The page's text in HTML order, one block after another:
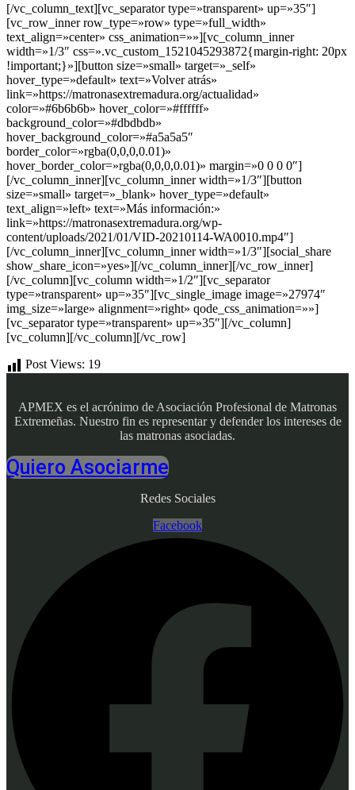
[/vc_column_text][vc_separator type=»transparent» up=»35″]
[vc_row_inner row_type=»row» type=»full_width»
text_align=»center» css_animation=»»][vc_column_inner
width=»1/3″ css=».vc_custom_1521045293872{margin-right: 20px
!important;}»][button size=»small» target=»_self»
hover_type=»default» text=»Volver atrás»
link=»https://matronasextremadura.org/actualidad»
color=»#6b6b6b» hover_color=»#ffffff»
background_color=»#dbdbdb»
hover_background_color=»#a5a5a5″
border_color=»rgba(0,0,0,0.01)»
hover_border_color=»rgba(0,0,0,0.01)» margin=»0 0 0 0″]
[/vc_column_inner][vc_column_inner width=»1/3″][button
size=»small» target=»_blank» hover_type=»default»
text_align=»left» text=»Más información:»
link=»https://matronasextremadura.org/wp-
content/uploads/2021/01/VID-20210114-WA0010.mp4″]
[/vc_column_inner][vc_column_inner width=»1/3″][social_share
show_share_icon=»yes»][/vc_column_inner][/vc_row_inner]
[/vc_column][vc_column width=»1/2″][vc_separator
type=»transparent» up=»35″][vc_single_image image=»27974″
img_size=»large» alignment=»right» qode_css_animation=»»]
[vc_separator type=»transparent» up=»35″][/vc_column]
[vc_column][/vc_column][/vc_row]
Post Views: 19
APMEX es el acrónimo de Asociación Profesional de Matronas
Extremeñas. Nuestro fin es representar y defender los intereses de
las matronas asociadas.
Quiero Asociarme
Redes Sociales
Facebook